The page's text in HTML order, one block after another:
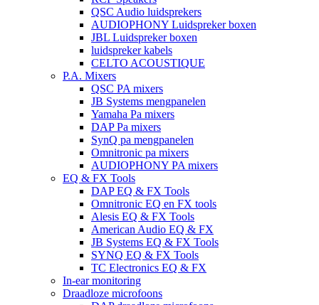
QSC Audio luidsprekers
AUDIOPHONY Luidspreker boxen
JBL Luidspreker boxen
luidspreker kabels
CELTO ACOUSTIQUE
P.A. Mixers
QSC PA mixers
JB Systems mengpanelen
Yamaha Pa mixers
DAP Pa mixers
SynQ pa mengpanelen
Omnitronic pa mixers
AUDIOPHONY PA mixers
EQ & FX Tools
DAP EQ & FX Tools
Omnitronic EQ en FX tools
Alesis EQ & FX Tools
American Audio EQ & FX
JB Systems EQ & FX Tools
SYNQ EQ & FX Tools
TC Electronics EQ & FX
In-ear monitoring
Draadloze microfoons